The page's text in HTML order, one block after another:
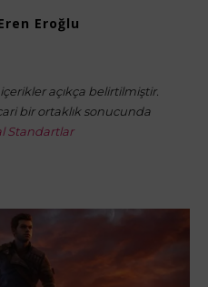
Eroğlu
açıkça belirtilmiştir.
bir ortaklık sonucunda
Standartlar